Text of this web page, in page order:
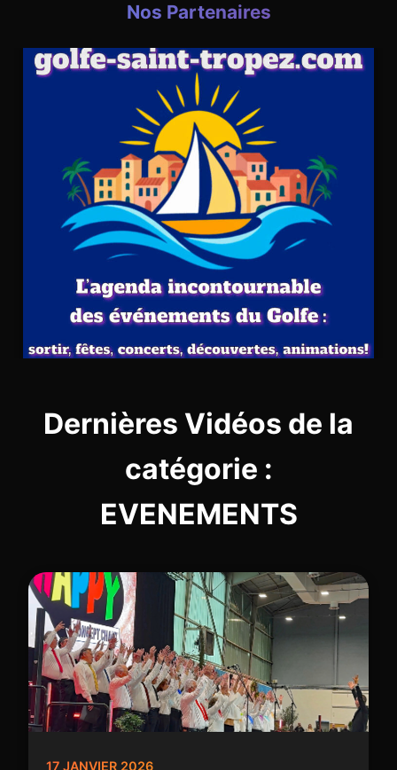
Nos Partenaires
Dernières Vidéos de la
catégorie :
EVENEMENTS
17 JANVIER 2026